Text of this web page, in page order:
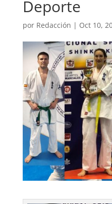
Deporte
por Redacción | Oct 10,